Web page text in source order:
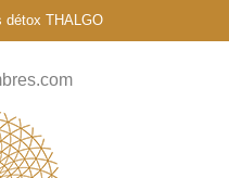
détox THALGO